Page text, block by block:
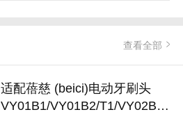
查看全部
适配蓓慈 (beici)电动牙刷头
VY01B1/VY01B2/T1/VY02B1